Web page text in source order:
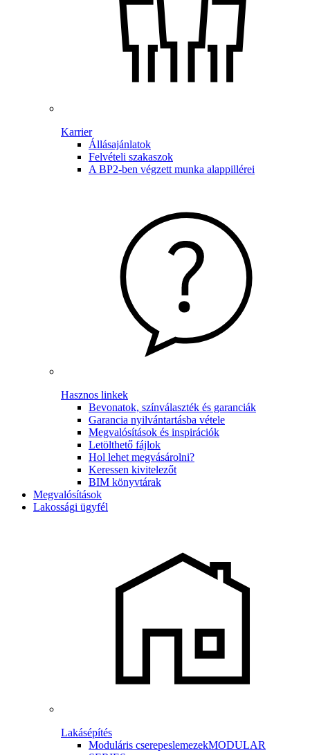
Karrier
Állásajánlatok
Felvételi szakaszok
A BP2-ben végzett munka alappillérei
Hasznos linkek
Bevonatok, színválaszték és garanciák
Garancia nyilvántartásba vétele
Megvalósítások és inspirációk
Letölthető fájlok
Hol lehet megvásárolni?
Keressen kivitelezőt
BIM könyvtárak
Megvalósítások
Lakossági ügyfél
Lakásépítés
Moduláris cserepeslemezekMODULAR